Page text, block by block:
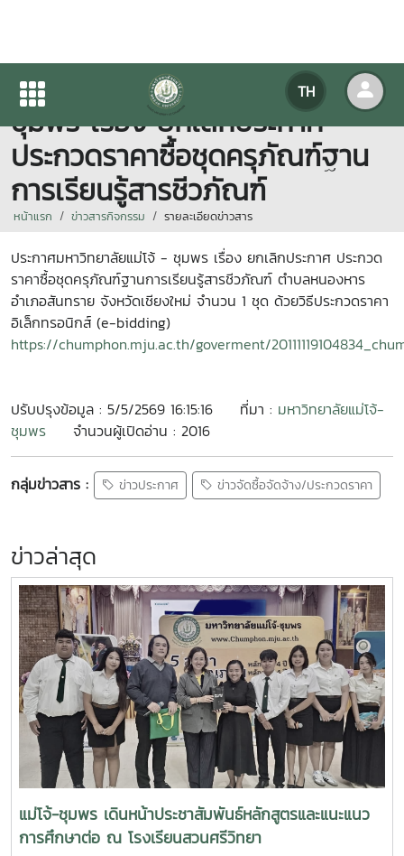
TH
ประกาศมหาวิทยาลัยแม่โจ้ -
ชุมพร เรื่อง ยกเลิกประกาศ
ประกวดราคาซื้อชุดครุภัณฑ์ฐาน
การเรียนรู้สารชีวภัณฑ์
หน้าแรก ข่าวสารกิจกรรม รายละเอียดข่าวสาร
ประกาศมหาวิทยาลัยแม่โจ้ - ชุมพร เรื่อง ยกเลิกประกาศ ประกวด
ราคาซื้อชุดครุภัณฑ์ฐานการเรียนรู้สารชีวภัณฑ์ ตำบลหนองหาร
อำเภอสันทราย จังหวัดเชียงใหม่ จำนวน 1 ชุด ด้วยวิธีประกวดราคา
อิเล็กทรอนิกส์ (e-bidding)
https://chumphon.mju.ac.th/goverment/
ปรับปรุงข้อมูล : 5/5/2569 16:15:16 ที่มา : มหาวิทยาลัยแม่โจ้-
ชุมพร
จำนวนผู้เปิดอ่าน : 2016
กลุ่มข่าวสาร : ข่าวประกาศ ข่าวจัดซื้อจัดจ้าง/ประกวดราคา
ข่าวล่าสุด
แม่โจ้-ชุมพร เดินหน้าประชาสัมพันธ์หลักสูตรและแนะแนว
การศึกษาต่อ ณ โรงเรียนสวนศรีวิทยา